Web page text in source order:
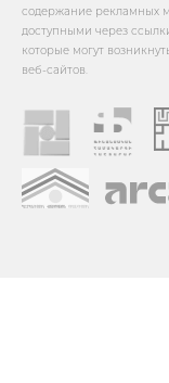
содержание рекламных
доступными через
которые могут
веб-сайтов.